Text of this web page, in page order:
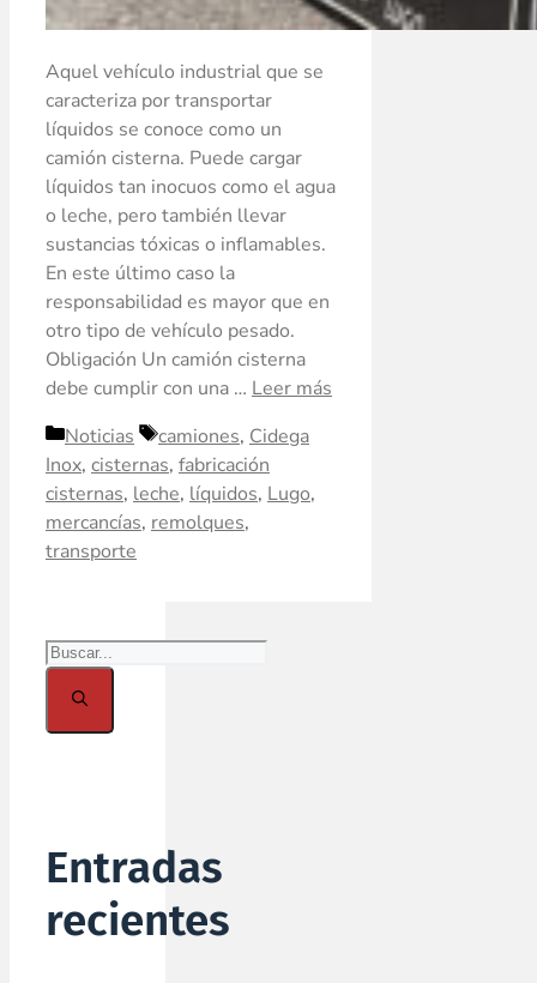
Aquel vehículo industrial que se
caracteriza por transportar
líquidos se conoce como un
camión cisterna. Puede cargar
líquidos tan inocuos como el agua
o leche, pero también llevar
sustancias tóxicas o inflamables.
En este último caso la
responsabilidad es mayor que en
otro tipo de vehículo pesado.
Obligación Un camión cisterna
debe cumplir con una … Leer más
Noticias
camiones, Cidega
Inox, cisternas, fabricación
cisternas, leche, líquidos, Lugo,
mercancías, remolques,
transporte
Entradas
recientes